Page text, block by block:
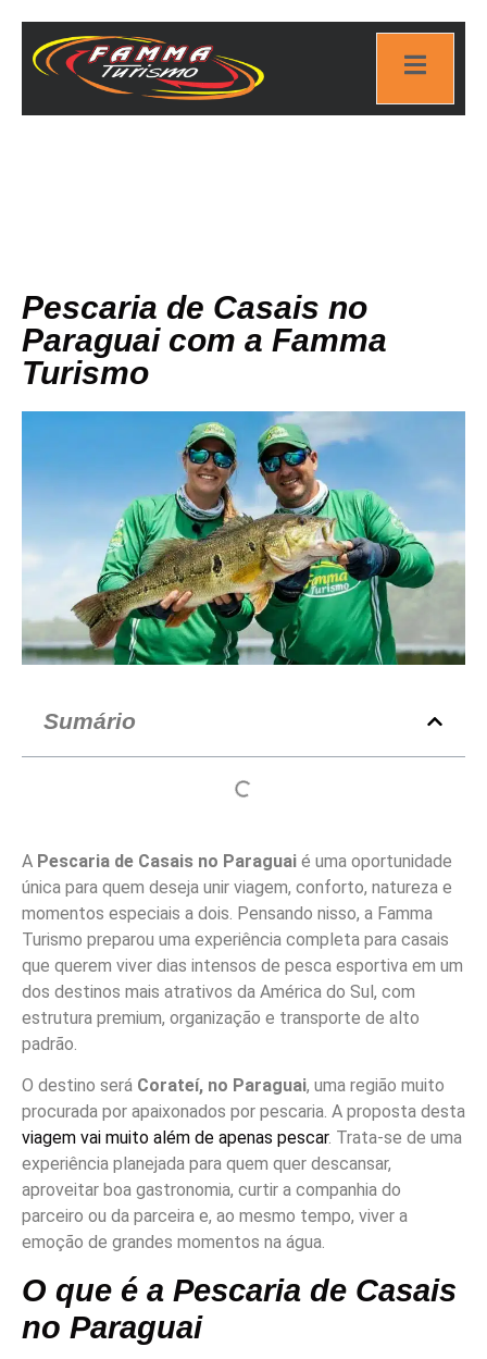
Pescaria de Casais no
Paraguai com a Famma
Turismo
Sumário
A Pescaria de Casais no Paraguai é uma oportunidade
única para quem deseja unir viagem, conforto, natureza e
momentos especiais a dois. Pensando nisso, a Famma
Turismo preparou uma experiência completa para casais
que querem viver dias intensos de pesca esportiva em um
dos destinos mais atrativos da América do Sul, com
estrutura premium, organização e transporte de alto
padrão.
O destino será Corateí, no Paraguai, uma região muito
procurada por apaixonados por pescaria. A proposta desta
viagem vai muito além de apenas pescar. Trata-se de uma
experiência planejada para quem quer descansar,
aproveitar boa gastronomia, curtir a companhia do
parceiro ou da parceira e, ao mesmo tempo, viver a
emoção de grandes momentos na água.
O que é a Pescaria de Casais
no Paraguai